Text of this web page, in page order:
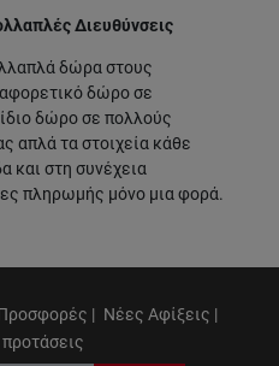
Διευθύνσεις
δώρα στους
δώρο σε
δώρο σε πολλούς
απλά τα στοιχεία κάθε
και στη συνέχεια
πληρωμής μόνο μια φορά.
| Νέες Αφίξεις |